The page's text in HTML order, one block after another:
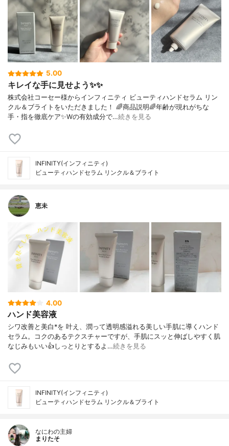
5.00
キレイな手に見せよう✨✨
株式会社コーセー様からインフィニティ ビューティハンドセラム リン
クル＆ブライトをいただきました！ 🌈商品説明🌈年齢が現れがちな
手・指を徹底ケア✨Wの有効成分で…続きを見る
INFINITY(インフィニティ)
ビューティハンドセラム リンクル＆ブライト
恵未
4.00
ハンド美容液
シワ改善と美白*を 叶え、潤って透明感溢れる美しい手肌に導くハンド
セラム。コクのあるテクスチャーですが、手肌にスッと伸ばしやすく肌
なじみもいい👍しっとりとするよ…続きを見る
INFINITY(インフィニティ)
ビューティハンドセラム リンクル＆ブライト
なにわの主婦
まりたそ